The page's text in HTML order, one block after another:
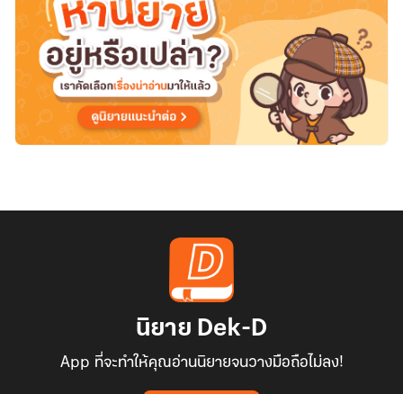
เปลี่ยน
ข้าม
โลก
ยุค
80
นิยาย Dek-D
App ที่จะทำให้คุณอ่านนิยายจนวางมือถือไม่ลง!